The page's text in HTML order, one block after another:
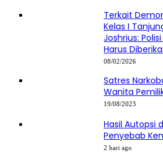
Terkait
Kelas I
Joshrius:
Harus
08/02/2026
Satres
Wanita
19/08/2023
Hasil Autopsi
Penyebab
2 hari ago